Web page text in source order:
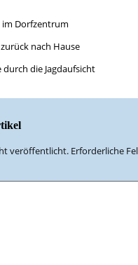
im Dorfzentrum
nach Hause
durch die Jagdaufsicht
veröffentlicht. Erforderliche